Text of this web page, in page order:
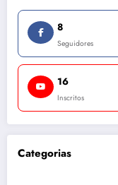
8
Seguidores
16
Inscritos
Categorias